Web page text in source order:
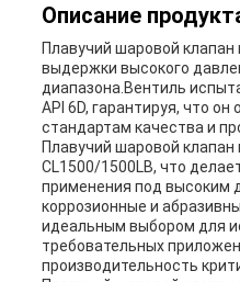
POLICY
Описание
Плавучий шаровой
выдержки высокого
диапазона.Вентиль
API 6D, гарантируя, что
стандартам качества и
Плавучий шаровой
CL1500/1500LB, что
применения под высоким
коррозионные и
идеальным выбором для
требовательных
производительность